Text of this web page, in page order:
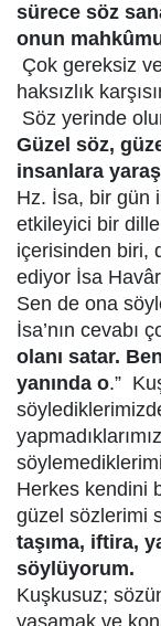
sürece söz
onun
Çok gereksiz
haksızlık
Söz yerinde
Güzel söz,
insanlara
Hz. İsa, bir gün
etkileyici bir
içerisinden biri,
ediyor İsa
Sen de ona
İsa’nın cevabı
olanı satar.
yanında o.”
Herkes kendini
güzel sözlerimi
taşıma, iftira,
söylüyorum.
Kuşkusuz;
yaşamak ve